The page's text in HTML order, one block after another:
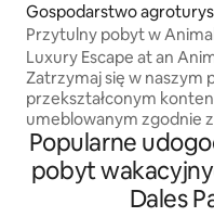
Gospodarstwo
e w: Thornhill
Przytulny pobyt w
Luxury Escape at an
Zatrzymaj się w naszym
przekształconym
umeblowanym zgodnie
gwiazdkowymi
w samym sercu
Przy bramie przywitają
uratowanych świń, a
Popularne
pobyt
Dales